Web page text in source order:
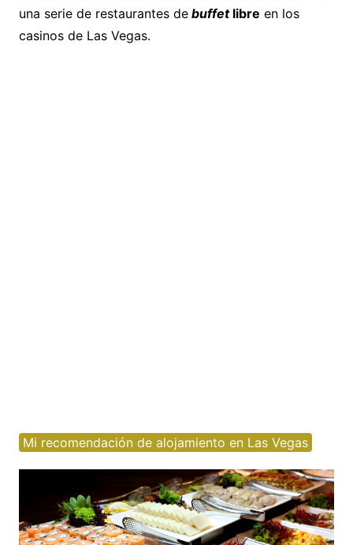
una serie de restaurantes de buffetlibre en los
casinos de Las Vegas.
Mi recomendación de alojamiento en Las Vegas